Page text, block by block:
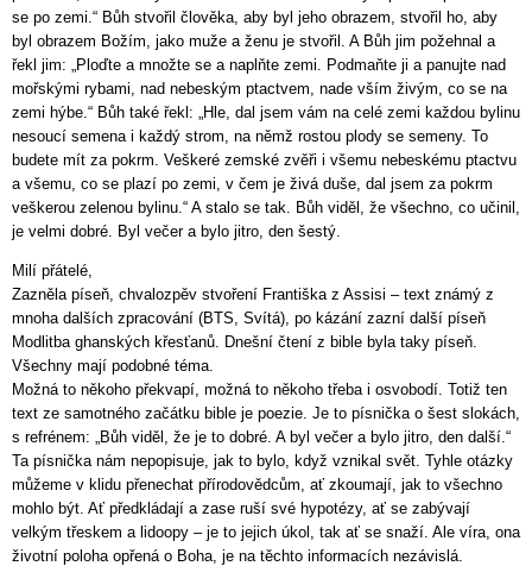
se po zemi.“ Bůh stvořil člověka, aby byl jeho obrazem, stvořil ho, aby
byl obrazem Božím, jako muže a ženu je stvořil. A Bůh jim požehnal a
řekl jim: „Ploďte a množte se a naplňte zemi. Podmaňte ji a panujte nad
mořskými rybami, nad nebeským ptactvem, nade vším živým, co se na
zemi hýbe.“ Bůh také řekl: „Hle, dal jsem vám na celé zemi každou bylinu
nesoucí semena i každý strom, na němž rostou plody se semeny. To
budete mít za pokrm. Veškeré zemské zvěři i všemu nebeskému ptactvu
a všemu, co se plazí po zemi, v čem je živá duše, dal jsem za pokrm
veškerou zelenou bylinu.“ A stalo se tak. Bůh viděl, že všechno, co učinil,
je velmi dobré. Byl večer a bylo jitro, den šestý.
Milí přátelé,
Zazněla píseň, chvalozpěv stvoření Františka z Assisi – text známý z
mnoha dalších zpracování (BTS, Svítá), po kázání zazní další píseň
Modlitba ghanských křesťanů. Dnešní čtení z bible byla taky píseň.
Všechny mají podobné téma.
Možná to někoho překvapí, možná to někoho třeba i osvobodí. Totiž ten
text ze samotného začátku bible je poezie. Je to písnička o šest slokách,
s refrénem: „Bůh viděl, že je to dobré. A byl večer a bylo jitro, den další.“
Ta písnička nám nepopisuje, jak to bylo, když vznikal svět. Tyhle otázky
můžeme v klidu přenechat přírodovědcům, ať zkoumají, jak to všechno
mohlo být. Ať předkládají a zase ruší své hypotézy, ať se zabývají
velkým třeskem a lidoopy – je to jejich úkol, tak ať se snaží. Ale víra, ona
životní poloha opřená o Boha, je na těchto informacích nezávislá.